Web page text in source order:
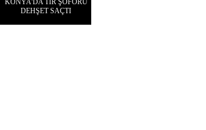
KONYA'DA TIR ŞÖFÖRÜ
DEHŞET SAÇTI